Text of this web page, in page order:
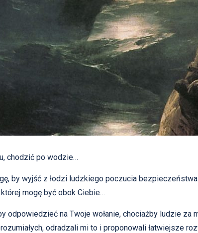
chodzić po wodzie…
by wyjść z łodzi ludzkiego poczucia
mogę być obok Ciebie…
odpowiedzieć na Twoje wołanie, chociażby ludzie za
odradzali mi to i proponowali łatwiejsze